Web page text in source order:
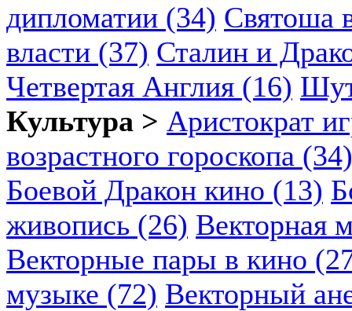
дипломатии (34) Святоша
власти (37) Сталин и
Четвертая Англия (16)
Культура > Аристократ
возрастного гороскопа (34)
Боевой Дракон кино (13)
живопись (26) Векторная
Векторные пары в кино
музыке (72) Векторный